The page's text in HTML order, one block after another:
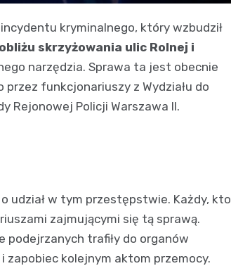
kryminalnego, który wzbudził
skrzyżowania ulic Rolnej i
narzędzia. Sprawa ta jest obecnie
funkcjonariuszy z Wydziału do
Rejonowej Policji Warszawa II.
udział w tym przestępstwie. Każdy, kto
zajmującymi się tą sprawą.
trafiły do organów
zapobiec kolejnym aktom przemocy.